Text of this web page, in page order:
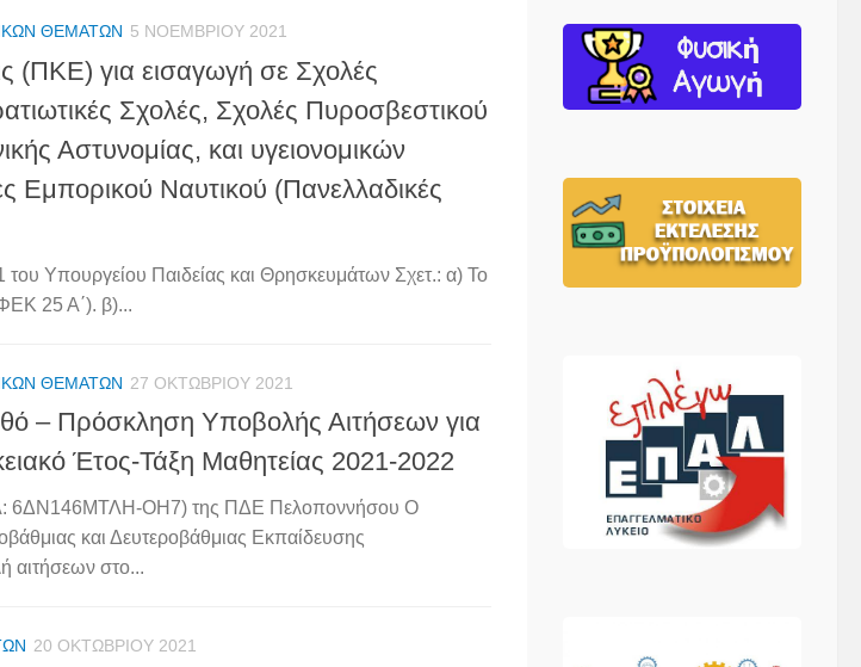
ΘΕΜΆΤΩΝ 5 ΝΟΕΜΒΡΊΟΥ 2021
(ΠΚΕ) για εισαγωγή σε Σχολές
Σχολές, Σχολές Πυροσβεστικού
Αστυνομίας, και υγειονομικών
Εμπορικού Ναυτικού (Πανελλαδικές
Υπουργείου Παιδείας και Θρησκευμάτων Σχετ.: α) Το
25 Α΄). β)...
ΘΕΜΆΤΩΝ 27 ΟΚΤΩΒΡΊΟΥ 2021
– Πρόσκληση Υποβολής Αιτήσεων για
Έτος-Τάξη Μαθητείας 2021-2022
6ΔΝ146ΜΤΛΗ-ΟΗ7) της ΠΔΕ Πελοποννήσου Ο
και Δευτεροβάθμιας Εκπαίδευσης
αιτήσεων στο...
20 ΟΚΤΩΒΡΊΟΥ 2021